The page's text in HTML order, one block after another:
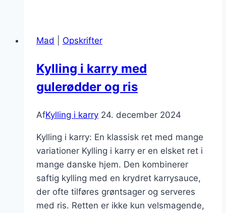
med
Mad Opskrifter
Kylling i karry med
gulerødder og ris
AfKylling i karry 24. december 2024
Kylling i karry: En klassisk ret med mange
variationer Kylling i karry er en elsket ret i
mange danske hjem. Den kombinerer
saftig kylling med en krydret karrysauce,
der ofte tilføres grøntsager og serveres
med ris. Retten er ikke kun velsmagende,